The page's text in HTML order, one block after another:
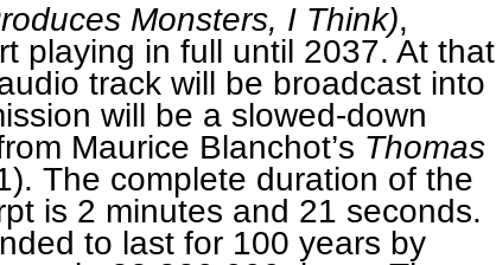
Monsters, I Think),
playing in full until 2037. At that
track will be broadcast into
will be a slowed-down
Maurice Blanchot’s Thomas
The complete duration of the
is 2 minutes and 21 seconds.
to last for 100 years by